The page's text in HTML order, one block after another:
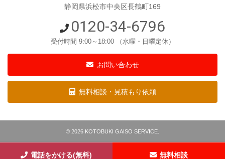
静岡県浜松市中央区長鶴町169
0120-34-6796
受付時間 9:00～18:00 （水曜・日曜定休）
お問い合わせ
無料相談・見積もり依頼
© 2026 KOTOBUKI GAISO SERVICE.
電話をかける(無料) 無料相談